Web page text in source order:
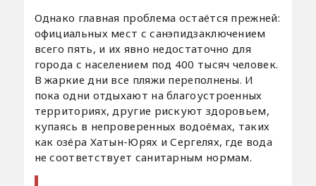
Однако главная проблема остаётся прежней:
официальных мест с санэпидзаключением
всего пять, и их явно недостаточно для
города с населением под 400 тысяч человек.
В жаркие дни все пляжи переполнены. И
пока одни отдыхают на благоустроенных
территориях, другие рискуют здоровьем,
купаясь в непроверенных водоёмах, таких
как озёра Хатын-Юрях и Сергелях, где вода
не соответствует санитарным нормам.